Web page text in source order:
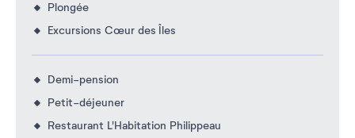
Plongée
Excursions Cœur des Îles
Demi-pension
Petit-déjeuner
Restaurant L'Habitation Philippeau